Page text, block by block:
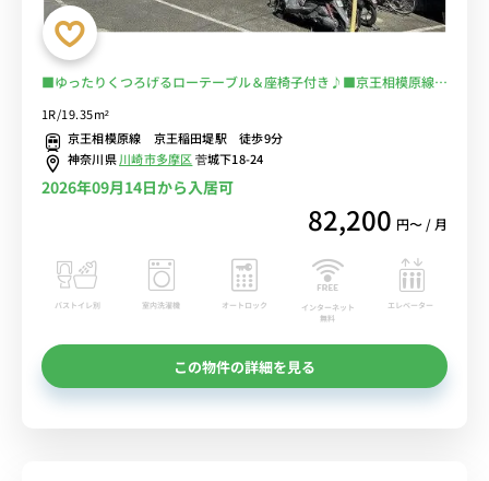
■ゆったりくつろげるローテーブル＆座椅子付き♪■京王相模原線沿
電のあるお部屋■選べるWi-Fi格安レンタル中！
1R/19.35m²
京王相模原線 京王稲田堤駅 徒歩9分
神奈川県川崎市多摩区菅城下18-24
2026年09月14日から入居可
82,200 円〜 / 月
バストイレ別 室内洗濯機 オートロック
インターネット
無料
エレベーター
この物件の詳細を見る